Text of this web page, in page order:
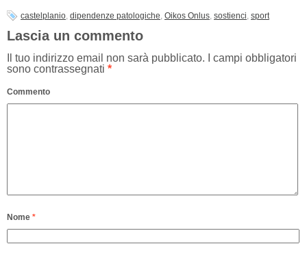
castelplanio dipendenze patologiche Oikos Onlus sostienci sport
Lascia un commento
Il tuo indirizzo email non sarà pubblicato. I campi obbligatori
sono contrassegnati *
Commento
Nome *